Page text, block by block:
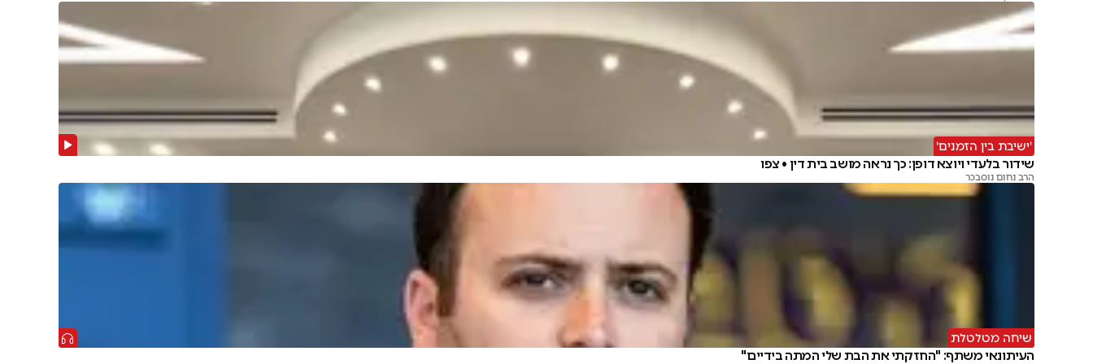
'ישיבת בין הזמנים'
שידור בלעדי ויוצא דופן: כך נראה מושב בית דין • צפו
הרב נחום נוסבכר
שיחה מטלטלת
העיתונאי משתף: "החזקתי את הבת שלי המתה בידיים"